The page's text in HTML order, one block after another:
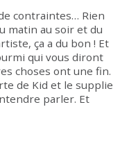
contraintes… Rien
matin au soir et du
ça a du bon ! Et
qui vous diront
choses ont une fin.
de Kid et le supplie
parler. Et